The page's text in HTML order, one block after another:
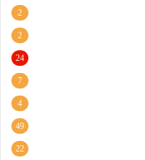
2
2
24
7
4
49
22